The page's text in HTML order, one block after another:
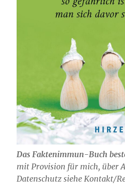
Das Faktenimmun-Buch
mit Provision für mich, über
Datenschutz siehe Kontakt/